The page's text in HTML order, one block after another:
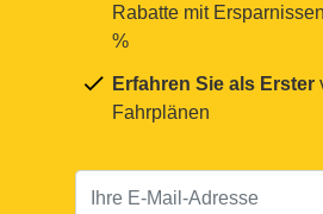
Rabatte mit
%
Erfahren Sie als Erster
Fahrplänen